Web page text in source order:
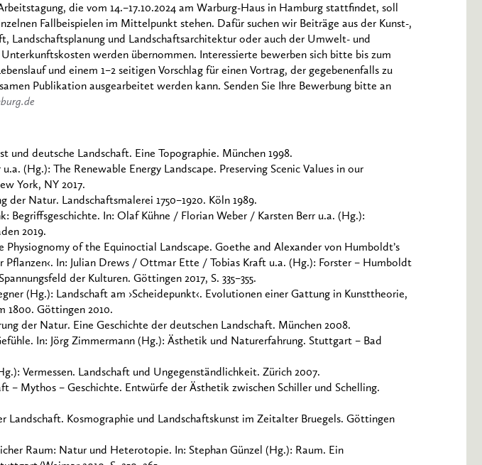
die vom 14.–17.10.2024 am Warburg-Haus in Hamburg stattfindet, soll
Fallbeispielen im Mittelpunkt stehen. Dafür suchen wir Beiträge aus der Kunst-,
Landschaftsplanung und Landschaftsarchitektur oder auch der Umwelt- und
Unterkunftskosten werden übernommen. Interessierte bewerben sich bitte bis zum
und einem 1–2 seitigen Vorschlag für einen Vortrag, der gegebenenfalls zu
Publikation ausgearbeitet werden kann. Senden Sie Ihre Bewerbung bitte an
und deutsche Landschaft. Eine Topographie. München 1998.
(Hg.): The Renewable Energy Landscape. Preserving Scenic Values in our
York, NY 2017.
der Natur. Landschaftsmalerei 1750–1920. Köln 1989.
Begriffsgeschichte. In: Olaf Kühne / Florian Weber / Karsten Berr u.a. (Hg.):
2019.
Physiognomy of the Equinoctial Landscape. Goethe and Alexander von Humboldt’s
Pflanzen‹. In: Julian Drews / Ottmar Ette / Tobias Kraft u.a. (Hg.): Forster – Humboldt
der Kulturen. Göttingen 2017, S. 335–355.
(Hg.): Landschaft am ›Scheidepunkt‹. Evolutionen einer Gattung in Kunsttheorie,
1800. Göttingen 2010.
der Natur. Eine Geschichte der deutschen Landschaft. München 2008.
In: Jörg Zimmermann (Hg.): Ästhetik und Naturerfahrung. Stuttgart – Bad
Vermessen. Landschaft und Ungegenständlichkeit. Zürich 2007.
– Mythos – Geschichte. Entwürfe der Ästhetik zwischen Schiller und Schelling.
Landschaft. Kosmographie und Landschaftskunst im Zeitalter Bruegels. Göttingen
Raum: Natur und Heterotopie. In: Stephan Günzel (Hg.): Raum. Ein